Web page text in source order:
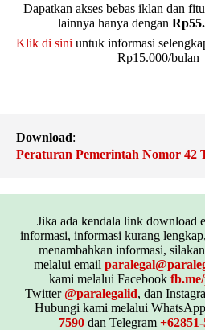
Dapatkan akses bebas iklan dan
lainnya hanya dengan
Klik di sini untuk informasi
Rp15.000/bulan
Download:
Peraturan Pemerintah Nomor 42
Jika ada kendala link download
informasi, informasi kurang
menambahkan informasi,
melalui email
kami melalui Facebook
Twitter@paralegalid, dan
Hubungi kami melalui
7590dan Telegram